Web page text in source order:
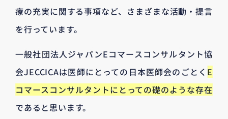
療の充実に関する事項など、さまざまな活動・提言
を行っています。
一般社団法人ジャパンEコマースコンサルタント協
会JECCICAは医師にとっての日本医師会のごとく E
コマースコンサルタントにとっての礎のような存在
であると思います。